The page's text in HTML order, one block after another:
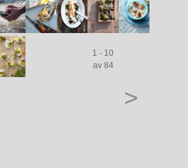
1 - 10
av 84
>